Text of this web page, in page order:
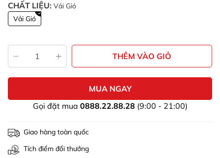
CHẤT LIỆU: Vải Gió
Vải Gió
THÊM VÀO GIỎ
MUA NGAY
Gọi đặt mua 0888.22.88.28 (9:00 - 21:00)
Giao hàng toàn quốc
Tích điểm đổi thưởng